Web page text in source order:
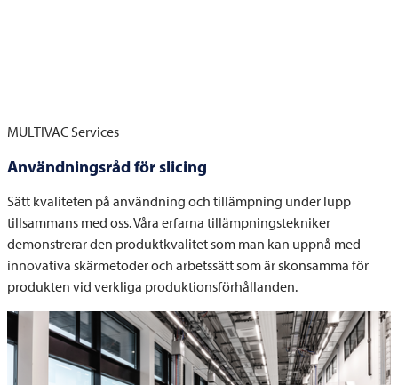
MULTIVACServices
Användningsråd för slicing
Sätt kvaliteten på användning och tillämpning under lupp
tillsammans med oss. Våra erfarna tillämpningstekniker
demonstrerar den produktkvalitet som man kan uppnå med
innovativa skärmetoder och arbetssätt som är skonsamma för
produkten vid verkliga produktionsförhållanden.